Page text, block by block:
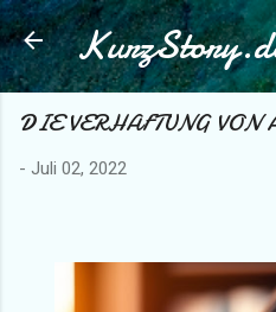
Direkt
DIE VERHAFTUNG
- Juli 02, 2022